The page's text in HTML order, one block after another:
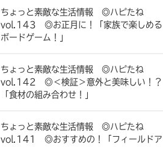
ちょっと素敵な生活情報 ◎ハピたね
vol.143 ◎お正月に！「家族で楽しめる
ボードゲーム！」
ちょっと素敵な生活情報 ◎ハピたね
vol.142 ◎＜検証＞意外と美味しい！？
「食材の組み合わせ！」
ちょっと素敵な生活情報 ◎ハピたね
vol.141 ◎おすすめの！「フィールドア